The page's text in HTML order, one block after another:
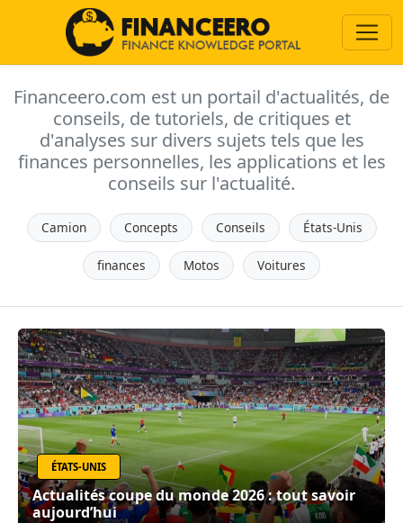
Financeero.com est un portail d'actualités, de
conseils, de tutoriels, de critiques et
d'analyses sur divers sujets tels que les
finances personnelles, les applications et les
conseils sur l'actualité.
Camion Concepts Conseils États-Unis
finances Motos Voitures
ÉTATS-UNIS
Actualités coupe du monde 2026 : tout savoir
aujourd’hui